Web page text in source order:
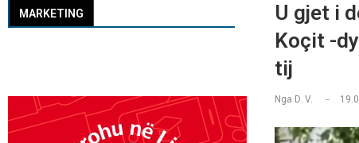
U gjet i
Koçit -
tij
Nga D. V.
MARKETING